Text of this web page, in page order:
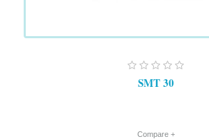
SMT 30
+ Compare